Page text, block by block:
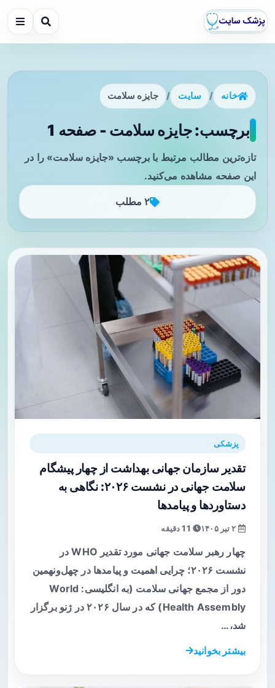
خانه / سایت / جایزه سلامت
برچسب: جایزه سلامت - صفحه 1
تازه‌ترین مطالب مرتبط با برچسب «جایزه سلامت» را در
این صفحه مشاهده می‌کنید.
۲ مطلب
پزشکی
تقدیر سازمان جهانی بهداشت از چهار پیشگام
سلامت جهانی در نشست ۲۰۲۶: نگاهی به
دستاوردها و پیامدها
چهار رهبر سلامت جهانی مورد تقدیر WHO در
نشست ۲۰۲۶؛ چرایی اهمیت و پیامدها در چهل‌ونهمین
دور از مجمع جهانی سلامت (به انگلیسی: World
Health Assembly) که در سال ۲۰۲۶ در ژنو برگزار
شد،…
بیشتر بخوانید